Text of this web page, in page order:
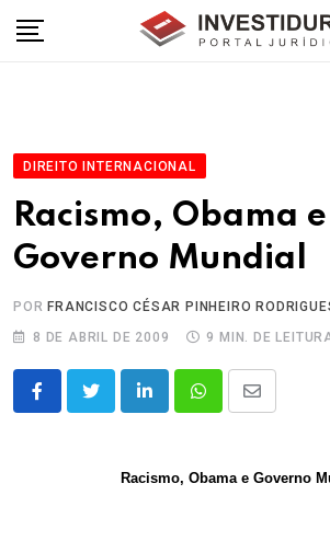
DIREITO INTERNACIONAL
Racismo, Obama e
Governo Mundial
POR FRANCISCO CÉSAR PINHEIRO
8 DE ABRIL DE 2009
9 MIN. DE
LinkedInWhatsappShare
Racismo, Obama e Governo